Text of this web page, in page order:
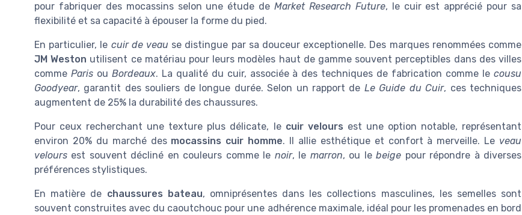
pour fabriquer des mocassins selon une étude de Market Research Future, le cuir est apprécié pour sa
flexibilité et sa capacité à épouser la forme du pied.
En particulier, le cuir de veau se distingue par sa douceur exceptionelle. Des marques renommées comme
JM Weston utilisent ce matériau pour leurs modèles haut de gamme souvent perceptibles dans des villes
comme Parisou Bordeaux. La qualité du cuir, associée à des techniques de fabrication comme le cousu
Goodyear, garantit des souliers de longue durée. Selon un rapport de Le Guide du Cuir, ces techniques
augmentent de 25% la durabilité des chaussures.
Pour ceux recherchant une texture plus délicate, le cuir velours est une option notable, représentant
environ 20% du marché des mocassins cuir homme. Il allie esthétique et confort à merveille. Le veau
velours est souvent décliné en couleurs comme le noir, le marron, ou lebeige pour répondre à diverses
préférences stylistiques.
En matière de chaussures bateau, omniprésentes dans les collections masculines, les semelles sont
souvent construites avec du caoutchouc pour une adhérence maximale, idéal pour les promenades en bord